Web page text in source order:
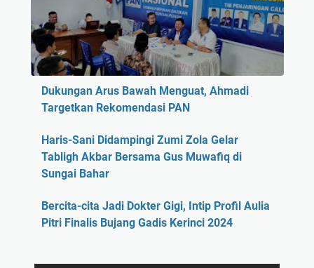
Dukungan Arus Bawah Menguat, Ahmadi
Targetkan Rekomendasi PAN
Haris-Sani Didampingi Zumi Zola Gelar
Tabligh Akbar Bersama Gus Muwafiq di
Sungai Bahar
Bercita-cita Jadi Dokter Gigi, Intip Profil Aulia
Pitri Finalis Bujang Gadis Kerinci 2024